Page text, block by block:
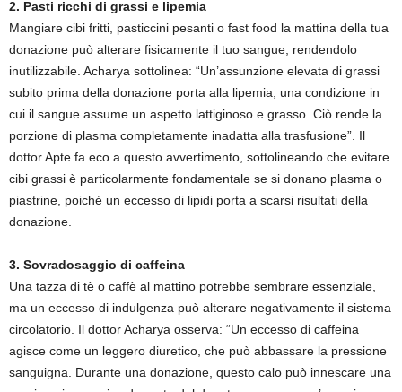
2. Pasti ricchi di grassi e lipemia
Mangiare cibi fritti, pasticcini pesanti o fast food la mattina della tua
donazione può alterare fisicamente il tuo sangue, rendendolo
inutilizzabile. Acharya sottolinea: “Un’assunzione elevata di grassi
subito prima della donazione porta alla lipemia, una condizione in
cui il sangue assume un aspetto lattiginoso e grasso. Ciò rende la
porzione di plasma completamente inadatta alla trasfusione”. Il
dottor Apte fa eco a questo avvertimento, sottolineando che evitare
cibi grassi è particolarmente fondamentale se si donano plasma o
piastrine, poiché un eccesso di lipidi porta a scarsi risultati della
donazione.
3. Sovradosaggio di caffeina
Una tazza di tè o caffè al mattino potrebbe sembrare essenziale,
ma un eccesso di indulgenza può alterare negativamente il sistema
circolatorio. Il dottor Acharya osserva: “Un eccesso di caffeina
agisce come un leggero diuretico, che può abbassare la pressione
sanguigna. Durante una donazione, questo calo può innescare una